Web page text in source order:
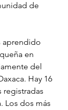
de
aprendido
en
del
Hay 16
Los dos más